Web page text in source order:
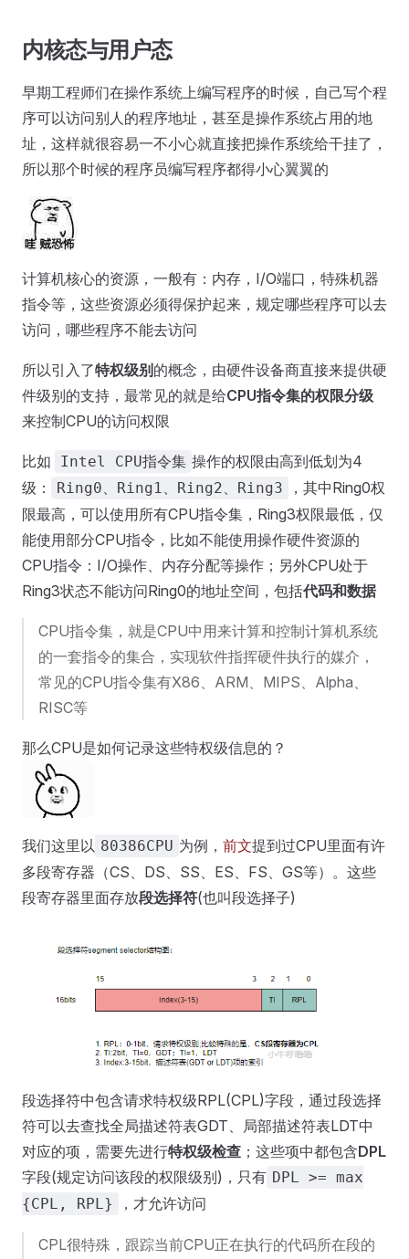
内核态与用户态
早期工程师们在操作系统上编写程序的时候，自己写个程
序可以访问别人的程序地址，甚至是操作系统占用的地
址，这样就很容易一不小心就直接把操作系统给干挂了，
所以那个时候的程序员编写程序都得小心翼翼的
计算机核心的资源，一般有：内存，I/O端口，特殊机器
指令等，这些资源必须得保护起来，规定哪些程序可以去
访问，哪些程序不能去访问
所以引入了特权级别的概念，由硬件设备商直接来提供硬
件级别的支持，最常见的就是给CPU指令集的权限分级
来控制CPU的访问权限
比如 Intel CPU指令集 操作的权限由高到低划为4
级：
Ring0、Ring1、Ring2、Ring3
，其中Ring0权
限最高，可以使用所有CPU指令集，Ring3权限最低，仅
能使用部分CPU指令，比如不能使用操作硬件资源的
CPU指令：I/O操作、内存分配等操作；另外CPU处于
Ring3状态不能访问Ring0的地址空间，包括代码和数据
CPU指令集，就是CPU中用来计算和控制计算机系统
的一套指令的集合，实现软件指挥硬件执行的媒介，
常见的CPU指令集有X86、ARM、MIPS、Alpha、
RISC等
那么CPU是如何记录这些特权级信息的？
我们这里以 80386CPU 为例， 前文提到过CPU里面有许
多段寄存器（CS、DS、SS、ES、FS、GS等）。这些
段寄存器里面存放段选择符(也叫段选择子)
段选择符中包含请求特权级RPL(CPL)字段，通过段选择
符可以去查找全局描述符表GDT、局部描述符表LDT中
对应的项，需要先进行特权级检查 ；这些项中都包含DPL
字段(规定访问该段的权限级别)，只有 DPL >= max
{CPL, RPL}
，才允许访问
CPL很特殊，跟踪当前CPU正在执行的代码所在段的